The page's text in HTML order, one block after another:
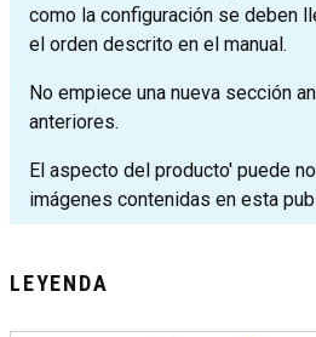
como la configuración se deben
el orden descrito en el manual.
No empiece una nueva sección
anteriores.
El aspecto del producto' puede
imágenes contenidas en esta
LEYENDA